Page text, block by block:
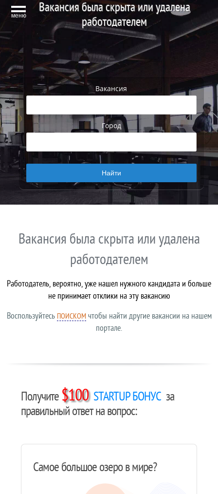
меню
Вакансия была скрыта или удалена
работодателем
Вакансия
Город
Вакансия была скрыта или удалена
работодателем
Работодатель, вероятно, уже нашел нужного кандидата и больше
не принимает отклики на эту вакансию
Воспользуйтесь ПОИСКОМчтобы найти другие вакансии на нашем
портале.
Получите $100 STARTUP БОНУС за
правильный ответ на вопрос:
Самое большое озеро в мире?